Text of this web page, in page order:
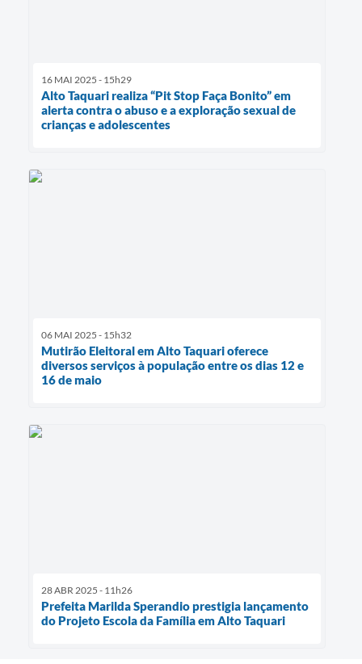
16 MAI 2025 - 15h29
Alto Taquari realiza “Pit Stop Faça Bonito” em
alerta contra o abuso e a exploração sexual de
crianças e adolescentes
06 MAI 2025 - 15h32
Mutirão Eleitoral em Alto Taquari oferece
diversos serviços à população entre os dias 12 e
16 de maio
28 ABR 2025 - 11h26
Prefeita Marilda Sperandio prestigia lançamento
do Projeto Escola da Família em Alto Taquari